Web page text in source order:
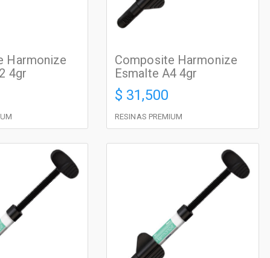
Harmonize
4gr
Composite Harmonize
Esmalte A4 4gr
$ 31,500
RESINAS PREMIUM